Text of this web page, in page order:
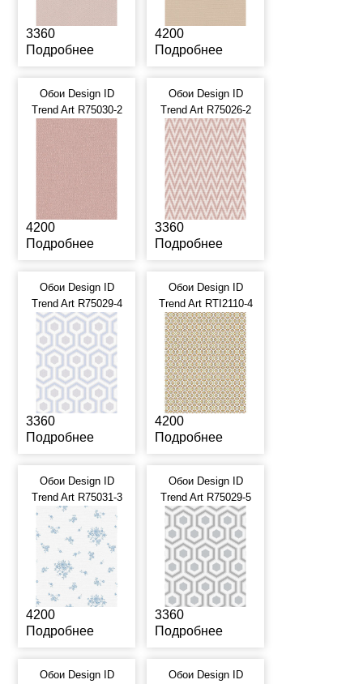
3360
Подробнее
4200
Подробнее
Обои Design ID
Trend Art R75030-2
4200
Подробнее
Обои Design ID
Trend Art R75026-2
3360
Подробнее
Обои Design ID
Trend Art R75029-4
3360
Подробнее
Обои Design ID
Trend Art RTI2110-4
4200
Подробнее
Обои Design ID
Trend Art R75031-3
4200
Подробнее
Обои Design ID
Trend Art R75029-5
3360
Подробнее
Обои Design ID
Обои Design ID